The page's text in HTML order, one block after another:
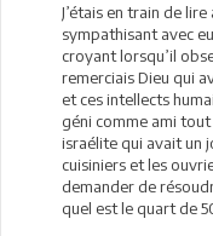
J’étais en train de
sympathisant avec
croyant lorsqu’il
remerciais Dieu qui
et ces intellects
géni comme ami
israélite qui avait un
cuisiniers et les
demander de
quel est le quart de